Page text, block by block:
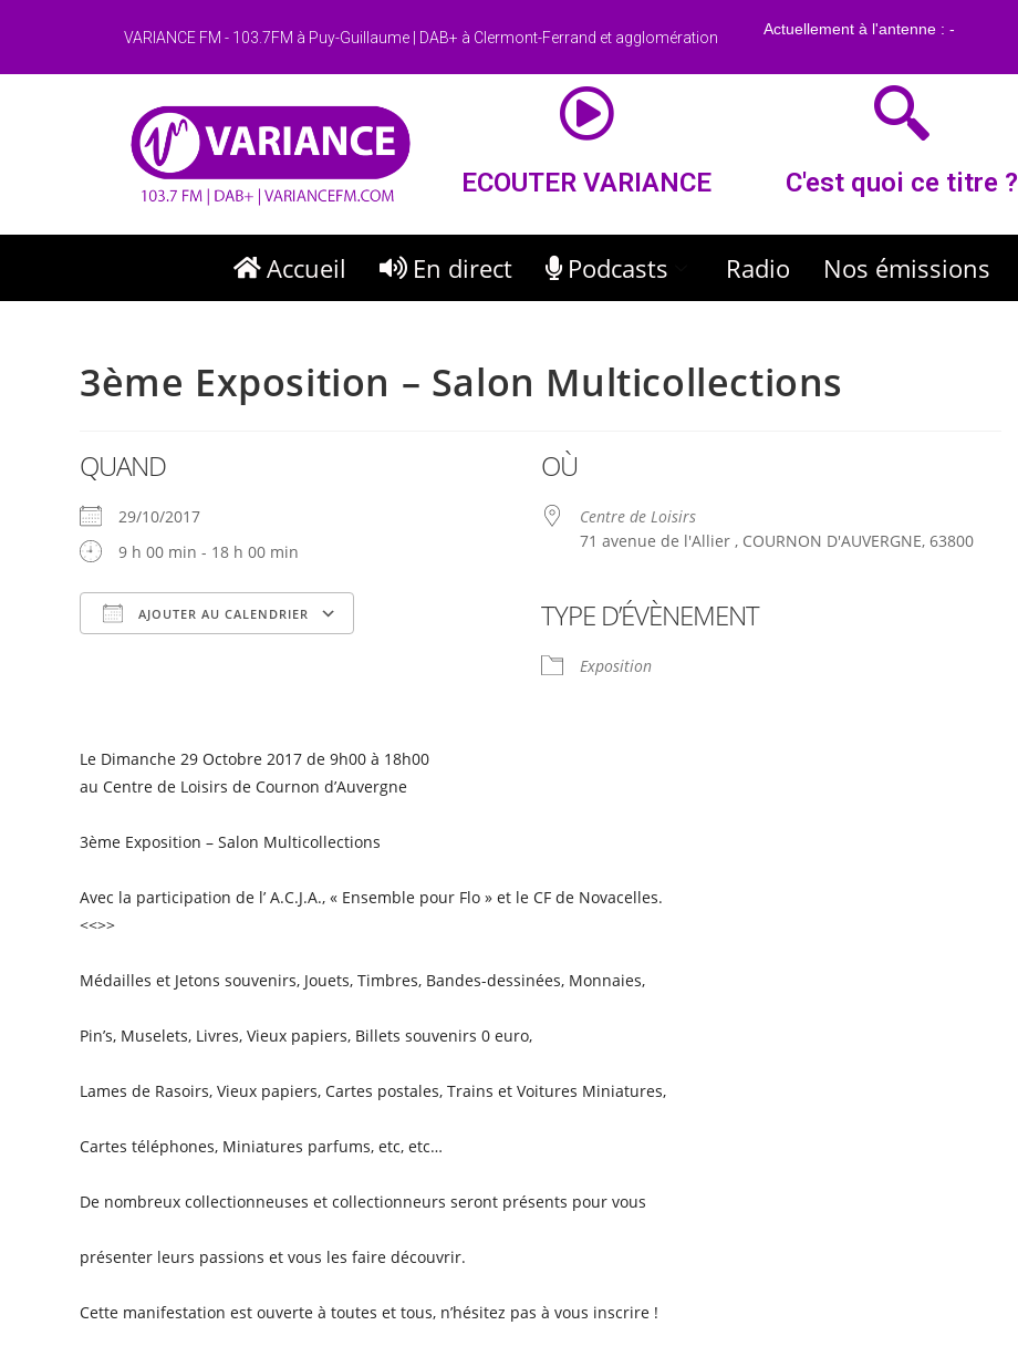
VARIANCE FM - 103.7FM à Puy-Guillaume | DAB+ à Clermont-Ferrand et agglomération
ECOUTER VARIANCE C'est quoi ce titre ?
Accueil En direct Podcasts Radio Nos émissions
3ème Exposition – Salon Multicollections
QUAND
29/10/2017
9 h 00 min - 18 h 00 min
AJOUTER AU CALENDRIER
iCalendar
OÙ
Centre de Loisirs
71 avenue de l'Allier , COURNON D'AUVERGNE, 63800
TYPE D’ÉVÈNEMENT
Exposition
Le Dimanche 29 Octobre 2017 de 9h00 à 18h00
au Centre de Loisirs de Cournon d’Auvergne
3ème Exposition – Salon Multicollections
Avec la participation de l’ A.C.J.A., « Ensemble pour Flo » et le CF de Novacelles.
<<>>
Médailles et Jetons souvenirs, Jouets, Timbres, Bandes-dessinées, Monnaies,
Pin’s, Muselets, Livres, Vieux papiers, Billets souvenirs 0 euro,
Lames de Rasoirs, Vieux papiers, Cartes postales, Trains et Voitures Miniatures,
Cartes téléphones, Miniatures parfums, etc, etc…
De nombreux collectionneuses et collectionneurs seront présents pour vous
présenter leurs passions et vous les faire découvrir.
Cette manifestation est ouverte à toutes et tous, n’hésitez pas à vous inscrire !